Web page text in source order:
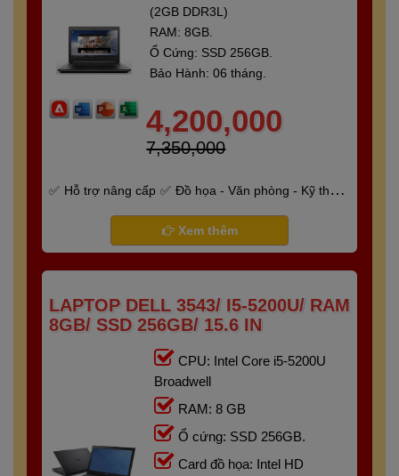
(2GB DDR3L)
RAM: 8GB.
Ổ Cứng: SSD 256GB.
Bảo Hành: 06 tháng.
4,200,000
7,350,000
Hỗ trợ nâng cấp
Đồ họa - Văn phòng - Kỹ thuật
Bảo hành 6 tháng
Xem thêm
LAPTOP DELL 3543/ I5-5200U/ RAM
8GB/ SSD 256GB/ 15.6 IN
CPU: Intel Core i5-5200U
Broadwell
RAM: 8 GB
Ổ cứng: SSD 256GB.
Card đồ họa: Intel HD